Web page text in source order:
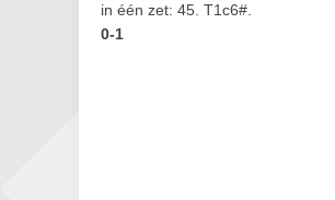
in één zet: 45. T1c6#.
0-1